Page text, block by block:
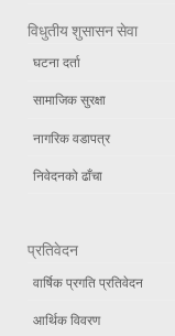
विधुतीय शुसासन सेवा
घटना दर्ता
सामाजिक सुरक्षा
नागरिक वडापत्र
निवेदनको ढाँचा
प्रतिवेदन
वार्षिक प्रगति प्रतिवेदन
आर्थिक विवरण